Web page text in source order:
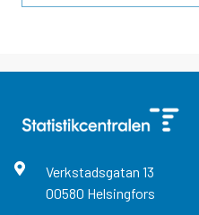
Verkstadsgatan 13
00580 Helsingfors